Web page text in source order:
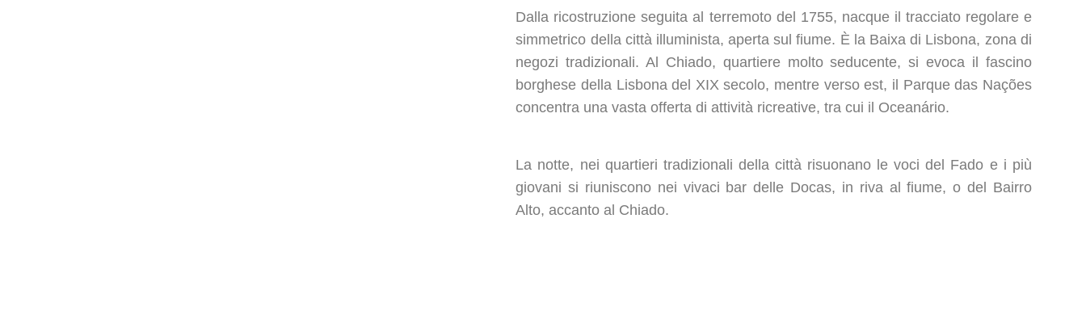
Dalla ricostruzione seguita al terremoto del 1755, nacque il tracciato regolare e
simmetrico della città illuminista, aperta sul fiume. È la Baixa di Lisbona, zona di
negozi tradizionali. Al Chiado, quartiere molto seducente, si evoca il fascino
borghese della Lisbona del XIX secolo, mentre verso est, il Parque das Nações
concentra una vasta offerta di attività ricreative, tra cui il Oceanário.
La notte, nei quartieri tradizionali della città risuonano le voci del Fado e i più
giovani si riuniscono nei vivaci bar delle Docas, in riva al fiume, o del Bairro
Alto, accanto al Chiado.